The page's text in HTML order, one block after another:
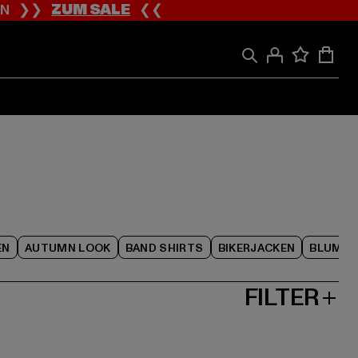
❯❯ZUM SALE❮❮
AUTUMN LOOK BAND SHIRTS BIKERJACKEN
FILTER